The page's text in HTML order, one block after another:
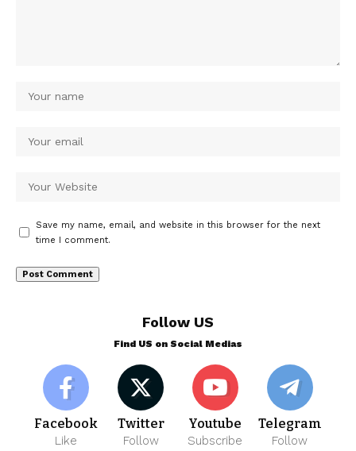
Save my name, email, and website in this browser for the next
time I comment.
Follow US
Find US on Social Medias
Facebook
Like
Twitter
Follow
Youtube
Subscribe
Telegram
Follow